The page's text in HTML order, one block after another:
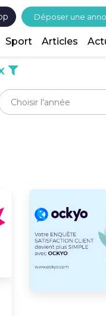
Déposer une
Sport Articles